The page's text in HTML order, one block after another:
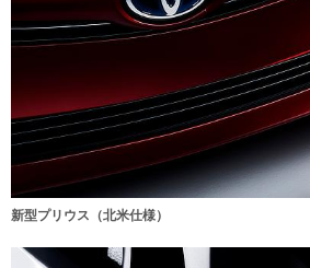
新型プリウス（北米仕様）